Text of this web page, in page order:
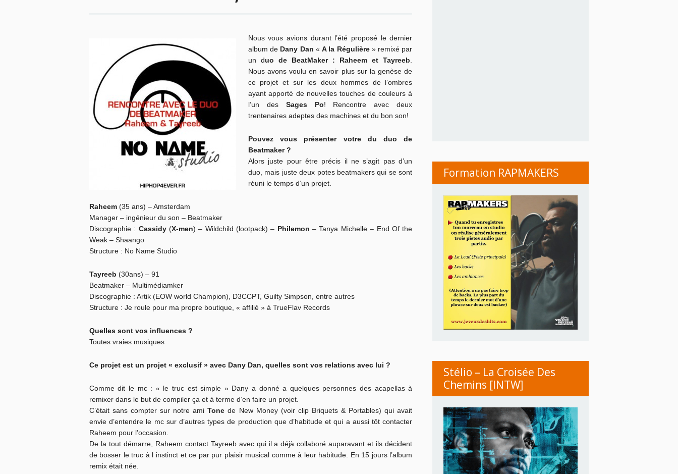
Nous vous avions durant l’été proposé le dernier
album de Dany Dan «A la Régulière» remixé par
un duo de BeatMaker : Raheem et Tayreeb
Nous avons voulu en savoir plus sur la genèse de
ce projet et sur les deux hommes de l’ombres
ayant apporté de nouvelles touches de couleurs à
l’un des Sages Po! Rencontre avec deux
trentenaires adeptes des machines et du bon son!
Pouvez vous présenter votre du duo de
Beatmaker ?
Alors juste pour être précis il ne s’agit pas d’un
duo, mais juste deux potes beatmakers qui se sont
réuni le temps d’un projet.
Raheem (35 ans) – Amsterdam
Manager – ingénieur du son – Beatmaker
Discographie : Cassidy (X-men) – Wildchild (lootpack) – Philemon– Tanya Michelle – End Of the
Weak – Shaango
Structure : No Name Studio
Tayreeb (30ans) – 91
Beatmaker – Multimédiamker
Discographie : Artik (EOW world Champion), D3CCPT, Guilty Simpson, entre autres
Structure : Je roule pour ma propre boutique, « affilié » à TrueFlav Records
Quelles sont vos influences ?
Toutes vraies musiques
Ce projet est un projet « exclusif » avec Dany Dan, quelles sont vos relations avec lui ?
Comme dit le mc : « le truc est simple » Dany a donné a quelques personnes des acapellas à
remixer dans le but de compiler ça et à terme d’en faire un projet.
C’était sans compter sur notre ami Tonede New Money (voir clip Briquets & Portables) qui avait
envie d’entendre le mc sur d’autres types de production que d’habitude et qui a aussi tôt contacter
Raheem pour l’occasion.
De la tout démarre, Raheem contact Tayreeb avec qui il a déjà collaboré auparavant et ils décident
de bosser le truc à l instinct et ce par pur plaisir musical comme à leur habitude. En 15 jours l’album
remix était née.
Formation RAPMAKERS
Stélio – La Croisée Des
Chemins [INTW]